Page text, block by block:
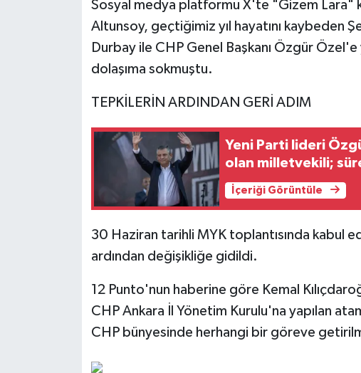
Sosyal medya platformu X'te "Gizem Lara"
Altunsoy, geçtiğimiz yıl hayatını kaybeden
Durbay ile CHP Genel Başkanı Özgür
dolaşıma sokmuştu.
TEPKİLERİN ARDINDAN GERİ ADIM
Yeni Parti lideri
olan milletvekili;
İçeriği Görüntüle
30 Haziran tarihli MYK toplantısında kabul
ardından değişikliğe gidildi.
12 Punto'nun haberine göre Kemal
CHP Ankara İl Yönetim Kurulu'na yapılan
CHP bünyesinde herhangi bir göreve